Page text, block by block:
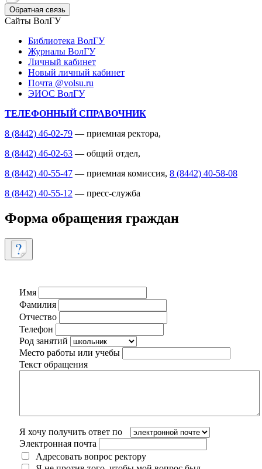
Обратная связь
Сайты ВолГУ
Библиотека ВолГУ
Журналы ВолГУ
Личный кабинет
Новый личный кабинет
Почта @volsu.ru
ЭИОС ВолГУ
ТЕЛЕФОННЫЙ СПРАВОЧНИК
8 (8442) 46-02-79 — приемная ректора,
8 (8442) 46-02-63 — общий отдел,
8 (8442) 40-55-47 — приемная комиссия, 8 (8442) 40-58-08
8 (8442) 40-55-12 — пресс-служба
Форма обращения граждан
Имя
Фамилия
Отчество
Телефон
Род занятий
Место работы или учебы
Текст обращения
Я хочу получить ответ по
Электронная почта
Адресовать вопрос ректору